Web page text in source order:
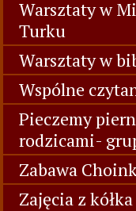
Warsztaty w
Turku
Warsztaty w
Wspólne
Pieczemy
rodzicami-
Zabawa
Zajęcia z